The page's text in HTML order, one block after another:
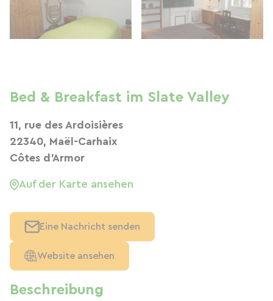
Beschreibung
Bed & Breakfast im Slate Valley
11, rue des Ardoisières
22340, Maël-Carhaix
Côtes d'Armor
Auf der Karte ansehen
Eine Nachricht senden
Website ansehen